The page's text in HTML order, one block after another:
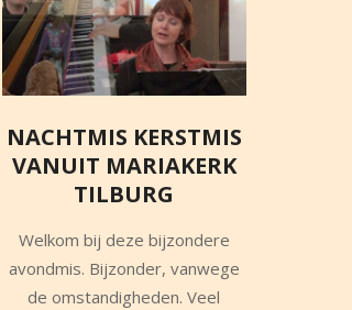
NACHTMIS KERSTMIS
VANUIT MARIAKERK
TILBURG
12-
24
Welkom bij deze bijzondere
avondmis. Bijzonder, vanwege
de omstandigheden. Veel